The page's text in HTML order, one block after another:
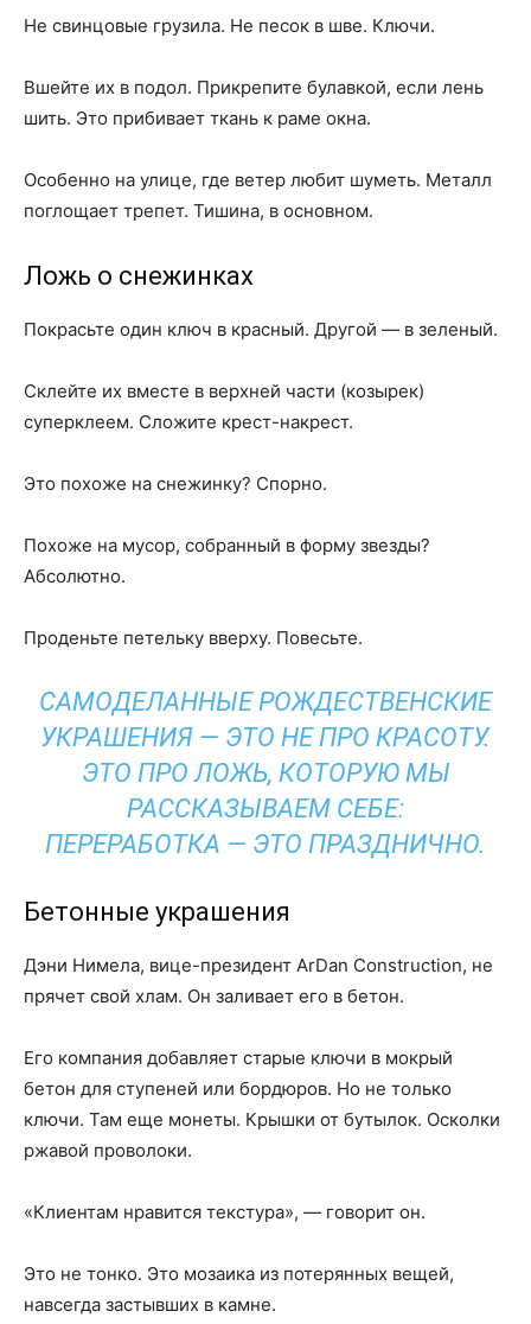
Не свинцовые грузила. Не песок в шве. Ключи.
Вшейте их в подол. Прикрепите булавкой, если лень
шить. Это прибивает ткань к раме окна.
Особенно на улице, где ветер любит шуметь. Металл
поглощает трепет. Тишина, в основном.
Ложь о снежинках
Покрасьте один ключ в красный. Другой — в зеленый.
Склейте их вместе в верхней части (козырек)
суперклеем. Сложите крест-накрест.
Это похоже на снежинку? Спорно.
Похоже на мусор, собранный в форму звезды?
Абсолютно.
Проденьте петельку вверху. Повесьте.
САМОДЕЛАННЫЕ РОЖДЕСТВЕНСКИЕ
УКРАШЕНИЯ — ЭТО НЕ ПРО КРАСОТУ.
ЭТО ПРО ЛОЖЬ, КОТОРУЮ МЫ
РАССКАЗЫВАЕМ СЕБЕ:
ПЕРЕРАБОТКА — ЭТО ПРАЗДНИЧНО.
Бетонные украшения
Дэни Нимела, вице-президент ArDan Construction, не
прячет свой хлам. Он заливает его в бетон.
Его компания добавляет старые ключи в мокрый
бетон для ступеней или бордюров. Но не только
ключи. Там еще монеты. Крышки от бутылок. Осколки
ржавой проволоки.
«Клиентам нравится текстура», — говорит он.
Это не тонко. Это мозаика из потерянных вещей,
навсегда застывших в камне.